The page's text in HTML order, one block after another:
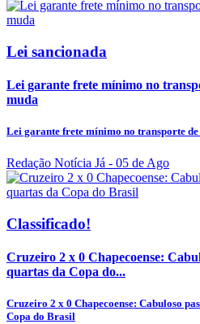
Lei sancionada
Lei garante frete mínimo no
muda
Lei garante frete mínimo no transporte de
Redação Notícia Já - 05 de Ago
Classificado!
Cruzeiro 2 x 0 Chapecoense:
quartas da Copa do...
Cruzeiro 2 x 0 Chapecoense: Cabuloso
Copa do Brasil